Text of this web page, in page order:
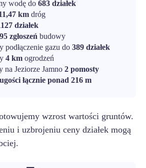
wodę do 683 działek
km dróg
działek
zgłoszeń budowy
podłączenie gazu do 389 działek
4 km ogrodzeń
na Jeziorze Jamno 2 pomosty
łącznie ponad 216 m
wzrost wartości gruntów.
i uzbrojeniu ceny działek mogą